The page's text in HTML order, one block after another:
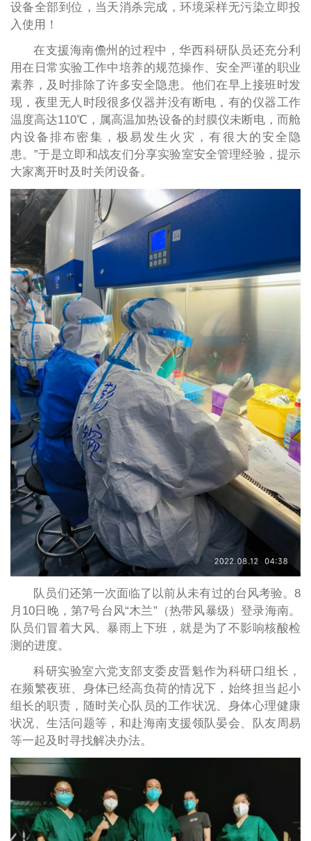
设备全部到位，当天消杀完成，环境采样无污染立即投
入使用！
在支援海南儋州的过程中，华西科研队员还充分利
用在日常实验工作中培养的规范操作、安全严谨的职业
素养，及时排除了许多安全隐患。他们在早上接班时发
现，夜里无人时段很多仪器并没有断电，有的仪器工作
温度高达110℃，属高温加热设备的封膜仪未断电，而舱
内设备排布密集，极易发生火灾，有很大的安全隐
患。”于是立即和战友们分享实验室安全管理经验，提示
大家离开时及时关闭设备。
队员们还第一次面临了以前从未有过的台风考验。8
月10日晚，第7号台风“木兰”（热带风暴级）登录海南。
队员们冒着大风、暴雨上下班，就是为了不影响核酸检
测的进度。
科研实验室六党支部支委皮晋魁作为科研口组长，
在频繁夜班、身体已经高负荷的情况下，始终担当起小
组长的职责，随时关心队员的工作状况、身体心理健康
状况、生活问题等，和赴海南支援领队晏会、队友周易
等一起及时寻找解决办法。